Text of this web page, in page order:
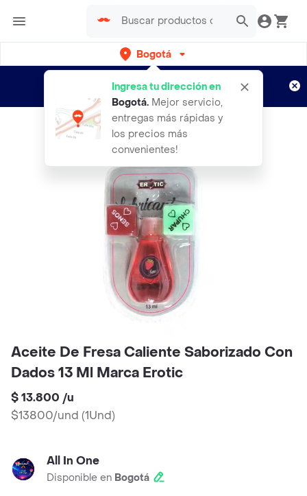
Bogotá
Ingresa tu dirección en
Bogotá. Mejor servicio,
entregas más rápidas y
los precios más
convenientes!
envíos gratis por semanas
Aplican TyC
Aceite De Fresa Caliente Saborizado Con
Dados 13 Ml Marca Erotic
$ 13.800 /u
$13800/und (1Und)
All In One
Disponible en Bogotá